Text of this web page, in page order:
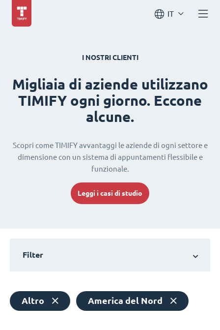
IT
I NOSTRI CLIENTI
Migliaia di aziende utilizzano
TIMIFY ogni giorno. Eccone
alcune.
Scopri come TIMIFY avvantaggi le aziende di ogni settore e
dimensione con un sistema di appuntamenti flessibile e
funzionale.
Leggi i casi di studio
Filter
Altro America del Nord